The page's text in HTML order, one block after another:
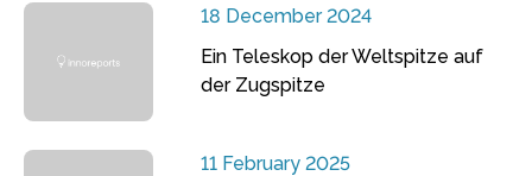
18 December 2024
Ein Teleskop der Weltspitze auf
der Zugspitze
11 February 2025